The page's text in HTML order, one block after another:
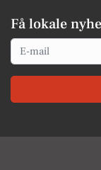
Få lokale
Email